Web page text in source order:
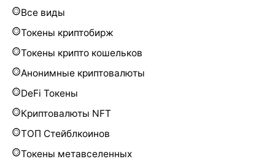
Все виды
Токены криптобирж
Токены крипто кошельков
Анонимные криптовалюты
DeFi Токены
Криптовалюты NFT
ТОП Стейблкоинов
Токены метавселенных